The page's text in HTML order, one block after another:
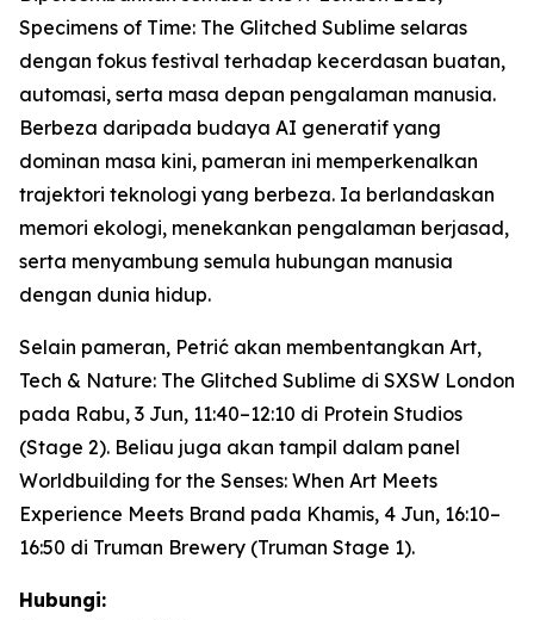
Specimens of Time: The Glitched Sublime selaras
dengan fokus festival terhadap kecerdasan buatan,
automasi, serta masa depan pengalaman manusia.
Berbeza daripada budaya AI generatif yang
dominan masa kini, pameran ini memperkenalkan
trajektori teknologi yang berbeza. Ia berlandaskan
memori ekologi, menekankan pengalaman berjasad,
serta menyambung semula hubungan manusia
dengan dunia hidup.
Selain pameran, Petrić akan membentangkan Art,
Tech & Nature: The Glitched Sublime di SXSW London
pada Rabu, 3 Jun, 11:40–12:10 di Protein Studios
(Stage 2). Beliau juga akan tampil dalam panel
Worldbuilding for the Senses: When Art Meets
Experience Meets Brand pada Khamis, 4 Jun, 16:10–
16:50 di Truman Brewery (Truman Stage 1).
Hubungi: